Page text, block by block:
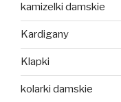
kamizelki damskie
Kardigany
Klapki
kolarki damskie